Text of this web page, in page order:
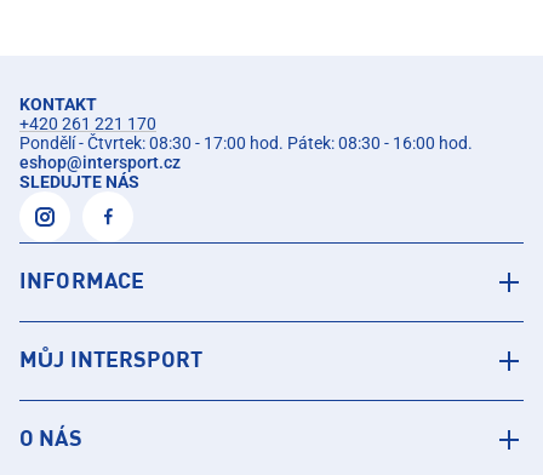
KONTAKT
+420 261 221 170
Pondělí - Čtvrtek: 08:30 - 17:00 hod. Pátek: 08:30 - 16:00 hod.
eshop@intersport.cz
SLEDUJTE NÁS
INFORMACE
MŮJ INTERSPORT
O NÁS